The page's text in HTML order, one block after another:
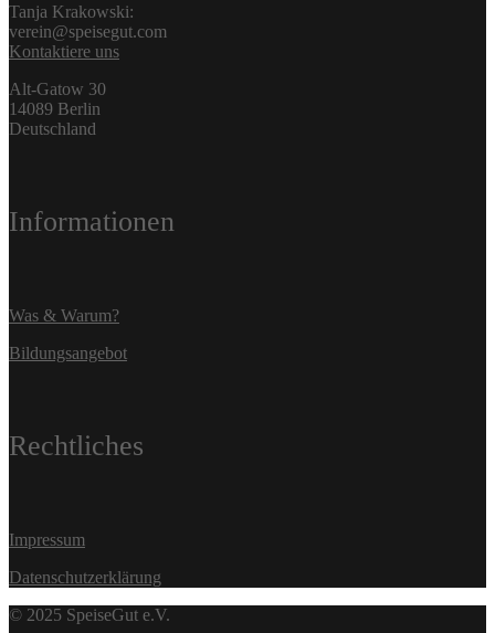
Tanja Krakowski:
verein@speisegut.com
Kontaktiere uns
Alt-Gatow 30
14089 Berlin
Deutschland
Informationen
Was & Warum?
Bildungsangebot
Rechtliches
Impressum
Datenschutzerklärung
© 2025 SpeiseGut e.V.